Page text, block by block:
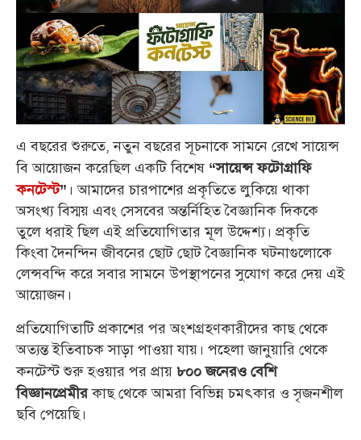
এ বছরের শুরুতে, নতুন বছরের সূচনাকে সামনে রেখে সায়েন্স
বি আয়োজন করেছিল একটি বিশেষ “সায়েন্স ফটোগ্রাফি
কনটেস্ট” । আমাদের চারপাশের প্রকৃতিতে লুকিয়ে থাকা
অসংখ্য বিস্ময় এবং সেসবের অন্তর্নিহিত বৈজ্ঞানিক দিককে
তুলে ধরাই ছিল এই প্রতিযোগিতার মূল উদ্দেশ্য। প্রকৃতি
কিংবা দৈনন্দিন জীবনের ছোট ছোট বৈজ্ঞানিক ঘটনাগুলোকে
লেন্সবন্দি করে সবার সামনে উপস্থাপনের সুযোগ করে দেয় এই
আয়োজন।
প্রতিযোগিতাটি প্রকাশের পর অংশগ্রহণকারীদের কাছ থেকে
অত্যন্ত ইতিবাচক সাড়া পাওয়া যায়। পহেলা জানুয়ারি থেকে
কনটেস্ট শুরু হওয়ার পর প্রায় ৮০০ জনেরও বেশি
বিজ্ঞানপ্রেমীরকাছ থেকে আমরা বিভিন্ন চমৎকার ও সৃজনশীল
ছবি পেয়েছি।